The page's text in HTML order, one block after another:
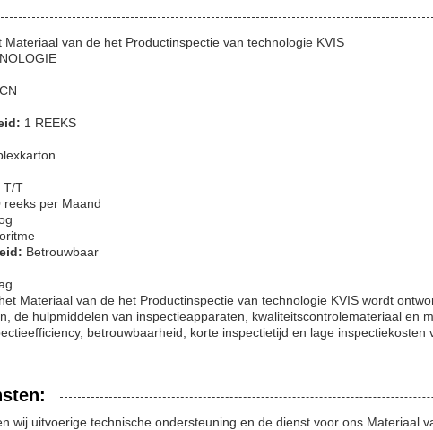
Materiaal van de het Productinspectie van technologie KVIS
CN
1 REEKS
T/T
reeks per Maand
Betrouwbaar
Materiaal van de het Productinspectie van technologie KVIS wordt
de hulpmiddelen van inspectieapparaten, kwaliteitscontrolemateriaal en
betrouwbaarheid, korte inspectietijd en lage inspectiekosten
wij uitvoerige technische ondersteuning en de dienst voor ons Materiaal